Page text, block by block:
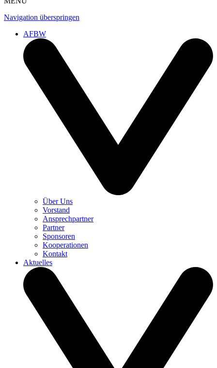
Navigation überspringen
AFBW
Über Uns
Vorstand
Ansprechpartner
Partner
Sponsoren
Kooperationen
Kontakt
Aktuelles